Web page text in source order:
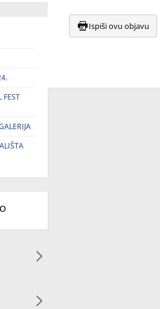
FEST
Ispiši ovu objavu